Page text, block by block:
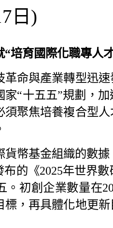
日)
培育國際化職專人
革命與產業轉型迅
家“十五五”規劃，
須聚焦培養複合型
幣基金組織的數
布的《2025年世界
。初創企業數量在
標，再具體化地更